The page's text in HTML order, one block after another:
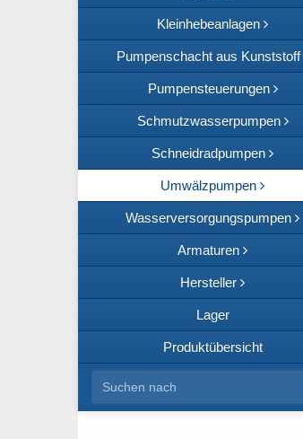
Kleinhebeanlagen
Pumpenschacht aus Kunststoff
Pumpensteuerungen
Schmutzwasserpumpen
Schneidradpumpen
Umwälzpumpen
Wasserversorgungspumpen
Armaturen
Hersteller
Lager
Produktübersicht